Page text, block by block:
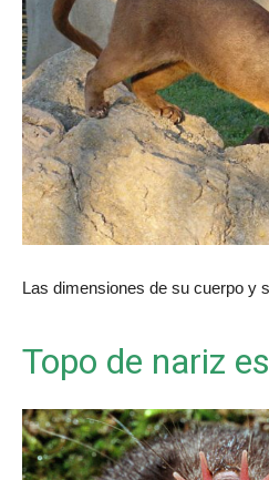
Las dimensiones de su cuerpo y
Topo de nariz